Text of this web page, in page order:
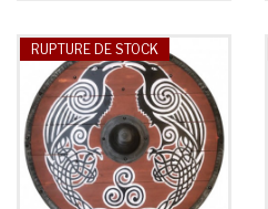
RUPTURE DE STOCK